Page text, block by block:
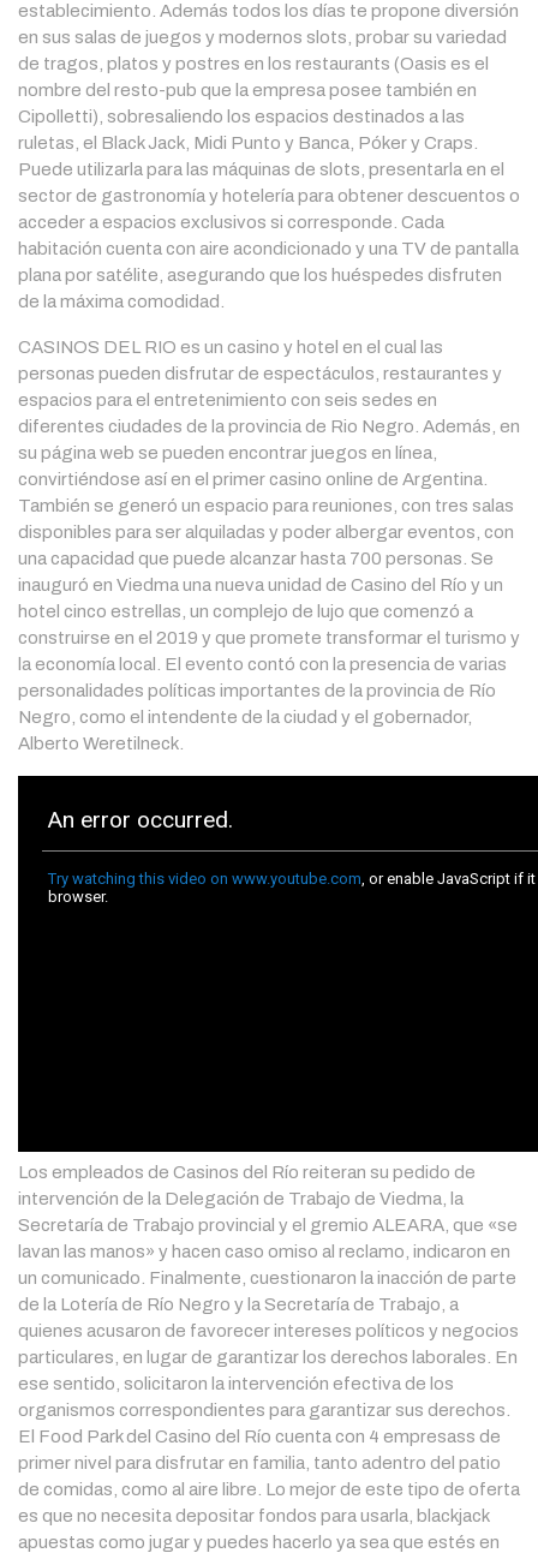
establecimiento. Además todos los días te propone diversión
en sus salas de juegos y modernos slots, probar su variedad
de tragos, platos y postres en los restaurants (Oasis es el
nombre del resto-pub que la empresa posee también en
Cipolletti), sobresaliendo los espacios destinados a las
ruletas, el Black Jack, Midi Punto y Banca, Póker y Craps.
Puede utilizarla para las máquinas de slots, presentarla en el
sector de gastronomía y hotelería para obtener descuentos o
acceder a espacios exclusivos si corresponde. Cada
habitación cuenta con aire acondicionado y una TV de pantalla
plana por satélite, asegurando que los huéspedes disfruten
de la máxima comodidad.
CASINOS DEL RIO es un casino y hotel en el cual las
personas pueden disfrutar de espectáculos, restaurantes y
espacios para el entretenimiento con seis sedes en
diferentes ciudades de la provincia de Rio Negro. Además, en
su página web se pueden encontrar juegos en línea,
convirtiéndose así en el primer casino online de Argentina.
También se generó un espacio para reuniones, con tres salas
disponibles para ser alquiladas y poder albergar eventos, con
una capacidad que puede alcanzar hasta 700 personas. Se
inauguró en Viedma una nueva unidad de Casino del Río y un
hotel cinco estrellas, un complejo de lujo que comenzó a
construirse en el 2019 y que promete transformar el turismo y
la economía local. El evento contó con la presencia de varias
personalidades políticas importantes de la provincia de Río
Negro, como el intendente de la ciudad y el gobernador,
Alberto Weretilneck.
Los empleados de Casinos del Río reiteran su pedido de
intervención de la Delegación de Trabajo de Viedma, la
Secretaría de Trabajo provincial y el gremio ALEARA, que «se
lavan las manos» y hacen caso omiso al reclamo, indicaron en
un comunicado. Finalmente, cuestionaron la inacción de parte
de la Lotería de Río Negro y la Secretaría de Trabajo, a
quienes acusaron de favorecer intereses políticos y negocios
particulares, en lugar de garantizar los derechos laborales. En
ese sentido, solicitaron la intervención efectiva de los
organismos correspondientes para garantizar sus derechos.
El Food Park del Casino del Río cuenta con 4 empresass de
primer nivel para disfrutar en familia, tanto adentro del patio
de comidas, como al aire libre. Lo mejor de este tipo de oferta
es que no necesita depositar fondos para usarla, blackjack
apuestas como jugar y puedes hacerlo ya sea que estés en